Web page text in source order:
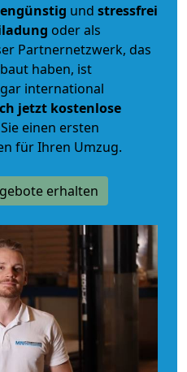
und stressfrei
oder als
Partnernetzwerk, das
haben, ist
international
jetzt kostenlose
einen ersten
für Ihren Umzug.
erhalten